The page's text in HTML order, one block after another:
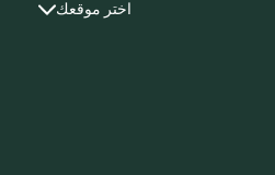
اختر موقعك